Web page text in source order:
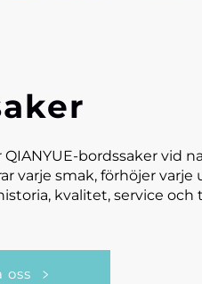
bordssaker vid
varje smak, förhöjer
kvalitet, service
oss